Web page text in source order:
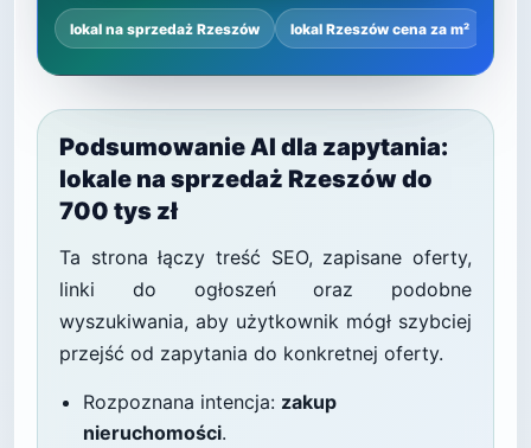
lokal na sprzedaż Rzeszów lokal Rzeszów cena za m²
Podsumowanie AI dla zapytania:
lokale na sprzedaż Rzeszów do
700 tys zł
Ta strona łączy treść SEO, zapisane oferty,
linki do ogłoszeń oraz podobne
wyszukiwania, aby użytkownik mógł szybciej
przejść od zapytania do konkretnej oferty.
Rozpoznana intencja: zakup
nieruchomości.